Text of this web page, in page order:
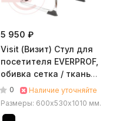
5 950 ₽
Visit (Визит) Стул для
посетителя EVERPROF,
обивка сетка / ткань
(Чёрный)
0
Наличие уточняйте
Размеры: 600х530х1010 мм.